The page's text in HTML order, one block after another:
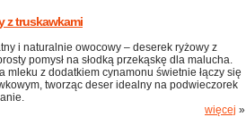
z truskawkami
i naturalnie owocowy – deserek ryżowy z
pomysł na słodką przekąskę dla malucha.
mleku z dodatkiem cynamonu świetnie łączy się
tworząc deser idealny na podwieczorek
więcej »